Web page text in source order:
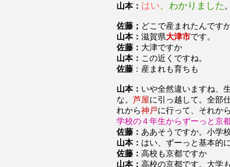
山本： はい、わかりました
佐藤； どこで産まれたんです
山本： 滋賀県大津市です。
佐藤： 大津ですか
山本： この近くですね。
佐藤 ：産まれも育ちも
山本： いや全然違いますね、
な。 芦屋に引っ越して。全部
れから神戸に行って、それか
学校の４年生からずーっと京
佐藤： ああそうですか。小学
山本： はい、ずーっと基本的
佐藤： 高校も京都ですか
山本： 高校の京都です。大学